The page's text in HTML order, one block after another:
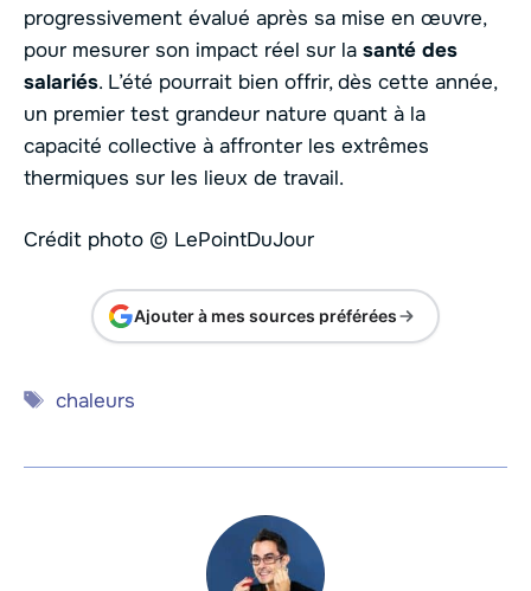
progressivement évalué après sa mise en œuvre,
pour mesurer son impact réel sur la santé des
salariés. L’été pourrait bien offrir, dès cette année,
un premier test grandeur nature quant à la
capacité collective à affronter les extrêmes
thermiques sur les lieux de travail.
Crédit photo © LePointDuJour
Ajouter à mes sources préférées
Étiquettes
chaleurs